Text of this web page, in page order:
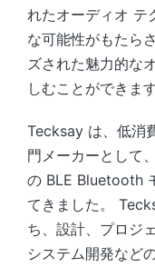
れたオーディオ テ
な可能性がもたら
ズされた魅力的な
しむことができます
Tecksay は、低消
門メーカーとして
の BLE Bluetooth
てきました。
ち、設計、プロジ
システム開発など